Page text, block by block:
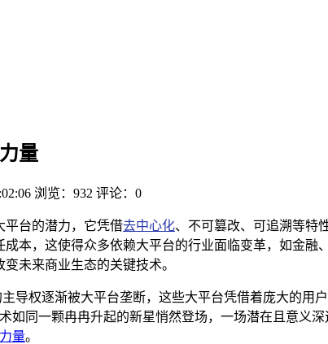
量
浏览：932 评论：0
平台的潜力，它凭借去中心化、不可篡改、可追溯等特
本，这使得众多依赖大平台的行业面临变革，如金
未来商业生态的关键技术。
导权逐渐被大平台垄断，这些大平台凭借着庞大的
如同一颗冉冉升起的新星悄然登场，一场潜在且意义
量。